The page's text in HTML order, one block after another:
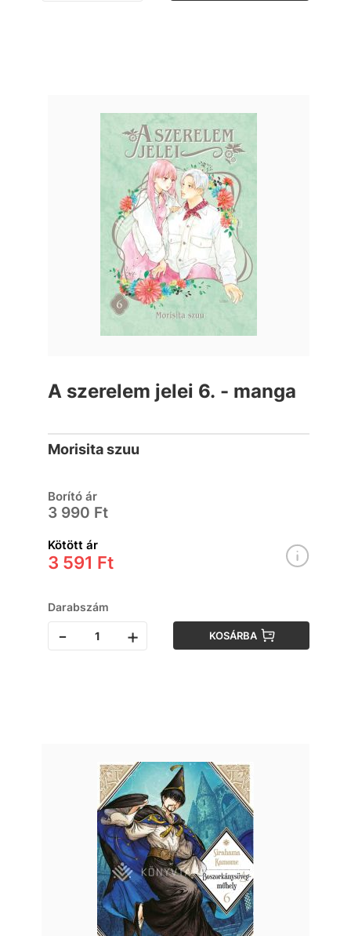
A szerelem jelei 6. - manga
Morisita szuu
Borító ár
3 990 Ft
Kötött ár
3 591 Ft
Darabszám
- + KOSÁRBA